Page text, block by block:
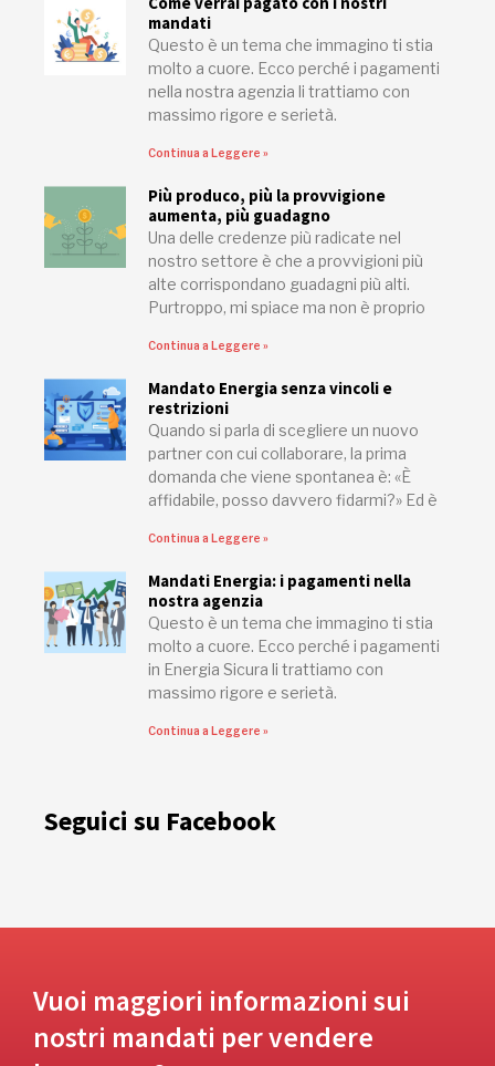
mandati
Questo è un tema che immagino ti stia
molto a cuore. Ecco perché i pagamenti
nella nostra agenzia li trattiamo con
massimo rigore e serietà.
Continua a Leggere »
Più produco, più la provvigione
aumenta, più guadagno
Una delle credenze più radicate nel
nostro settore è che a provvigioni più
alte corrispondano guadagni più alti.
Purtroppo, mi spiace ma non è proprio
Continua a Leggere »
Mandato Energia senza vincoli e
restrizioni
Quando si parla di scegliere un nuovo
partner con cui collaborare, la prima
domanda che viene spontanea è: «È
affidabile, posso davvero fidarmi?» Ed è
Continua a Leggere »
Mandati Energia: i pagamenti nella
nostra agenzia
Questo è un tema che immagino ti stia
molto a cuore. Ecco perché i pagamenti
in Energia Sicura li trattiamo con
massimo rigore e serietà.
Continua a Leggere »
Seguici su Facebook
Vuoi maggiori informazioni sui
nostri mandati per vendere